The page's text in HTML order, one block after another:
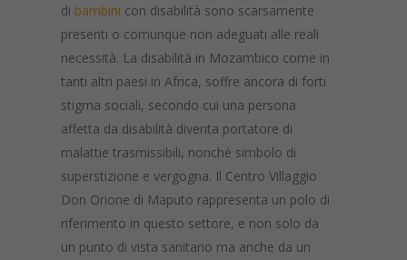
di bambini con disabilità sono scarsamente
presenti o comunque non adeguati alle reali
necessità. La disabilità in Mozambico come in
tanti altri paesi in Africa, soffre ancora di forti
stigma sociali, secondo cui una persona
affetta da disabilità diventa portatore di
malattie trasmissibili, nonché simbolo di
superstizione e vergogna. Il Centro Villaggio
Don Orione di Maputo rappresenta un polo di
riferimento in questo settore, e non solo da
un punto di vista sanitario ma anche da un